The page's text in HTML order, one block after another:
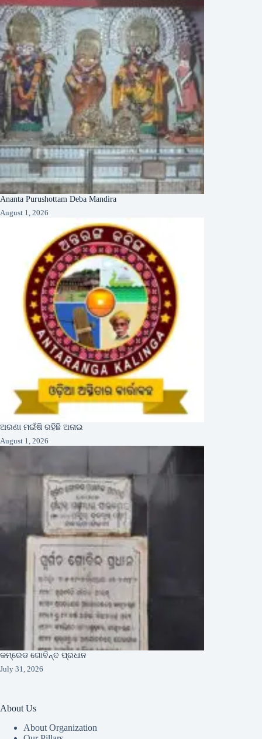
Ananta Purushottam Deba Mandira
August 1, 2026
ଅରଣା ମଇଁଷି ରହିଛି ଅନାଇ
August 1, 2026
କମ୍ରେଡ ଗୋବିନ୍ଦ ପ୍ରଧାନ
July 31, 2026
About Us
About Organization